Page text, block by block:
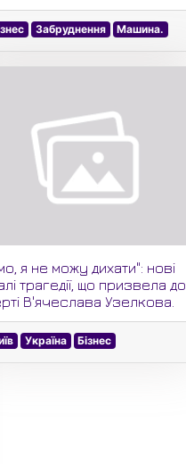
Забруднення Машина.
я не можу дихати": нові
трагедії, що призвела до
В'ячеслава Узелкова.
Україна Бізнес